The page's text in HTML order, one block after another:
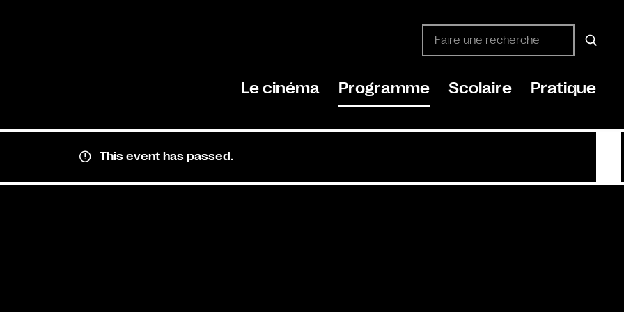
Le cinéma Programme Scolaire Pratique
This event has passed.